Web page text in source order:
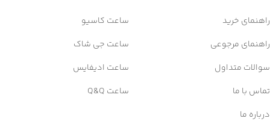
راهنمای خرید
راهنمای مرجوعی
سوالات متداول
تماس با ما
درباره ما
ساعت کاسیو
ساعت جی شاک
ساعت ادیفایس
ساعت Q&Q